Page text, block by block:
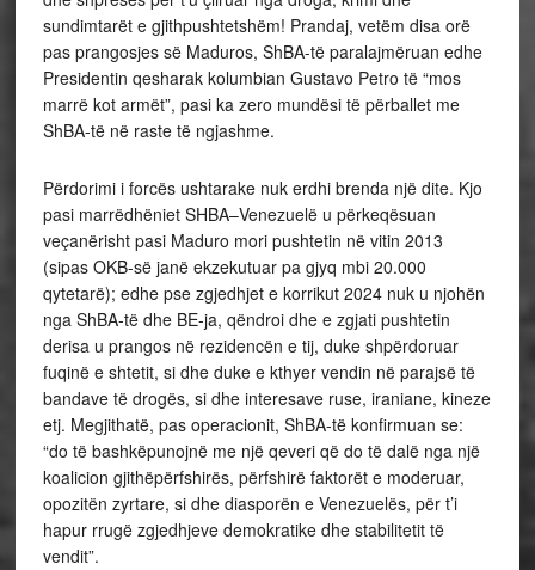
sundimtarët e gjithpushtetshëm! Prandaj, vetëm disa orë
pas prangosjes së Maduros, ShBA-të paralajmëruan edhe
Presidentin qesharak kolumbian Gustavo Petro të “mos
marrë kot armët”, pasi ka zero mundësi të përballet me
ShBA-të në raste të ngjashme.
Përdorimi i forcës ushtarake nuk erdhi brenda një dite. Kjo
pasi marrëdhëniet SHBA–Venezuelë u përkeqësuan
veçanërisht pasi Maduro mori pushtetin në vitin 2013
(sipas OKB-së janë ekzekutuar pa gjyq mbi 20.000
qytetarë); edhe pse zgjedhjet e korrikut 2024 nuk u njohën
nga ShBA-të dhe BE-ja, qëndroi dhe e zgjati pushtetin
derisa u prangos në rezidencën e tij, duke shpërdoruar
fuqinë e shtetit, si dhe duke e kthyer vendin në parajsë të
bandave të drogës, si dhe interesave ruse, iraniane, kineze
etj. Megjithatë, pas operacionit, ShBA-të konfirmuan se:
“do të bashkëpunojnë me një qeveri që do të dalë nga një
koalicion gjithëpërfshirës, përfshirë faktorët e moderuar,
opozitën zyrtare, si dhe diasporën e Venezuelës, për t’i
hapur rrugë zgjedhjeve demokratike dhe stabilitetit të
vendit”.